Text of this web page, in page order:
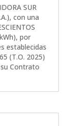
SUR
con una
por
establecidas
(T.O. 2025)
Contrato